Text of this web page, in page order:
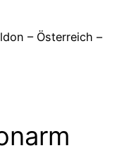
– Österreich –